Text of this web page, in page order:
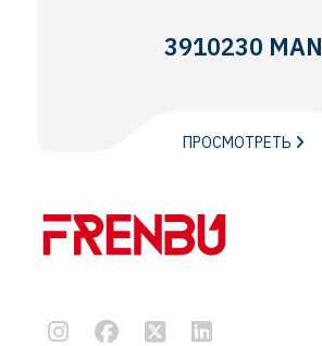
3910230 MAN
ПРОСМОТРЕТЬ